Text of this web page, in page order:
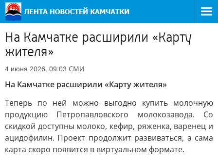
На Камчатке расширили «Карту
жителя»
4 июня 2026, 09:03 СМИ
На Камчатке расширили «Карту жителя»
Теперь по ней можно выгодно купить молочную
продукцию Петропавловского молокозавода. Со
скидкой доступны молоко, кефир, ряженка, варенец и
ацидофилин. Проект продолжит развиваться, а сама
карта скоро появится в виртуальном формате.